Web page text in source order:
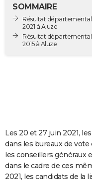
Destinations
City break
Voyage nature
Voyage de noces
Forum
Climat
GUIDES D'ACHAT
COPAINS D'AVANT
Se connecter
Collèges
Universités
Entreprises
Service militaire
Avis de recherche
AVIS DE DÉCÈS
FORUM
SOMMAIRE
Résultat
2021 à Aluze
Résultat
2015 à Aluze
Les 20 et 27 juin 2021,
dans les bureaux de
les conseillers généraux
dans le cadre de ces
2021, les candidats de la